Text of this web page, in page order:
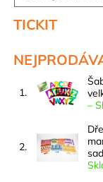
TICKIT
1.
–
2.